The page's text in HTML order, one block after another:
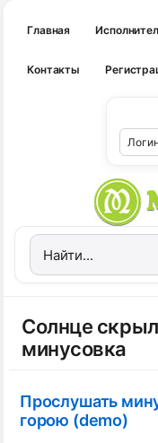
Главная
Контакты
Солнце
минусовка
Прослушать
горою (demo)